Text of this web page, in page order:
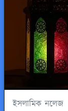
ইসলামিক নলেজ